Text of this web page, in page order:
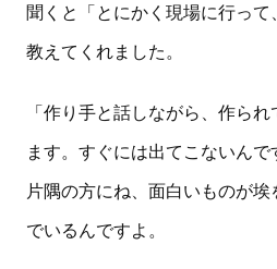
聞くと「とにかく現場に行っ
教えてくれました。
「作り手と話しながら、作ら
ます。すぐには出てこないん
片隅の方にね、面白いものが
でいるんですよ。